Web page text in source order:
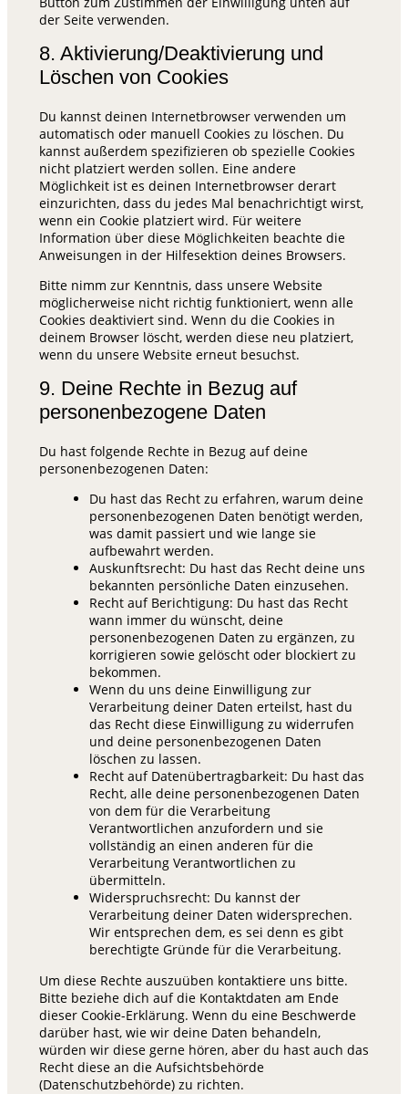
der Seite verwenden.
8. Aktivierung/Deaktivierung und
Löschen von Cookies
Du kannst deinen Internetbrowser verwenden um
automatisch oder manuell Cookies zu löschen. Du
kannst außerdem spezifizieren ob spezielle Cookies
nicht platziert werden sollen. Eine andere
Möglichkeit ist es deinen Internetbrowser derart
einzurichten, dass du jedes Mal benachrichtigt wirst,
wenn ein Cookie platziert wird. Für weitere
Information über diese Möglichkeiten beachte die
Anweisungen in der Hilfesektion deines Browsers.
Bitte nimm zur Kenntnis, dass unsere Website
möglicherweise nicht richtig funktioniert, wenn alle
Cookies deaktiviert sind. Wenn du die Cookies in
deinem Browser löscht, werden diese neu platziert,
wenn du unsere Website erneut besuchst.
9. Deine Rechte in Bezug auf
personenbezogene Daten
Du hast folgende Rechte in Bezug auf deine
personenbezogenen Daten:
Du hast das Recht zu erfahren, warum deine
personenbezogenen Daten benötigt werden,
was damit passiert und wie lange sie
aufbewahrt werden.
Auskunftsrecht: Du hast das Recht deine uns
bekannten persönliche Daten einzusehen.
Recht auf Berichtigung: Du hast das Recht
wann immer du wünscht, deine
personenbezogenen Daten zu ergänzen, zu
korrigieren sowie gelöscht oder blockiert zu
bekommen.
Wenn du uns deine Einwilligung zur
Verarbeitung deiner Daten erteilst, hast du
das Recht diese Einwilligung zu widerrufen
und deine personenbezogenen Daten
löschen zu lassen.
Recht auf Datenübertragbarkeit: Du hast das
Recht, alle deine personenbezogenen Daten
von dem für die Verarbeitung
Verantwortlichen anzufordern und sie
vollständig an einen anderen für die
Verarbeitung Verantwortlichen zu
übermitteln.
Widerspruchsrecht: Du kannst der
Verarbeitung deiner Daten widersprechen.
Wir entsprechen dem, es sei denn es gibt
berechtigte Gründe für die Verarbeitung.
Um diese Rechte auszuüben kontaktiere uns bitte.
Bitte beziehe dich auf die Kontaktdaten am Ende
dieser Cookie-Erklärung. Wenn du eine Beschwerde
darüber hast, wie wir deine Daten behandeln,
würden wir diese gerne hören, aber du hast auch das
Recht diese an die Aufsichtsbehörde
(Datenschutzbehörde) zu richten.